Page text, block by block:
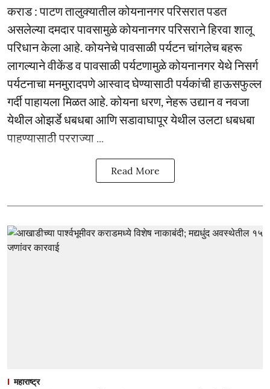
कराड : पाटण तालुक्यातील कोयनानगर परिसरात पडत
असलेल्या दमदार पावसामुळे कोयनानगर परिसराने हिरवा शालू
परिधान केला आहे. कोयनेचे पावसाळी पर्यटन चांगलेच बहरू
लागल्याने वीकेंड व पावसाळी पर्यटणामुळे कोयनानगर येथे निसर्ग
पर्यटनाचा मनमुरादपणे आस्वाद घेण्यासाठी पर्यकांची हाऊसफुल्ल
गर्दी पाहायला मिळत आहे. कोयना धरण, नेहरू उद्यान व नवजा
येथील ओझर्डे धबधबा आणि सडावाघापूर येथील उलटा धबधबा
पाहण्यासाठी परराज्या ...
Read More
महाराष्ट्र